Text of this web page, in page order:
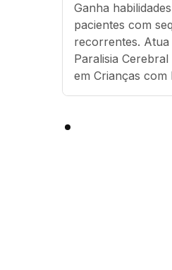
Ganha
pacientes com
recorrentes. Atua
Paralisia
em Crianças com